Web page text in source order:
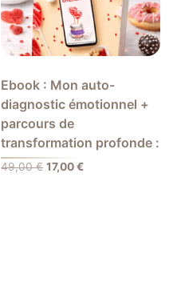
Ebook : Mon auto-
diagnostic émotionnel +
parcours de
transformation profonde :
49,00€ Le
17,00€Le